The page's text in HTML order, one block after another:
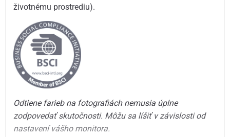
životnému prostrediu).
Odtiene farieb na fotografiách nemusia úplne
zodpovedať skutočnosti. Môžu sa líšiť v závislosti od
nastavení vášho monitora.